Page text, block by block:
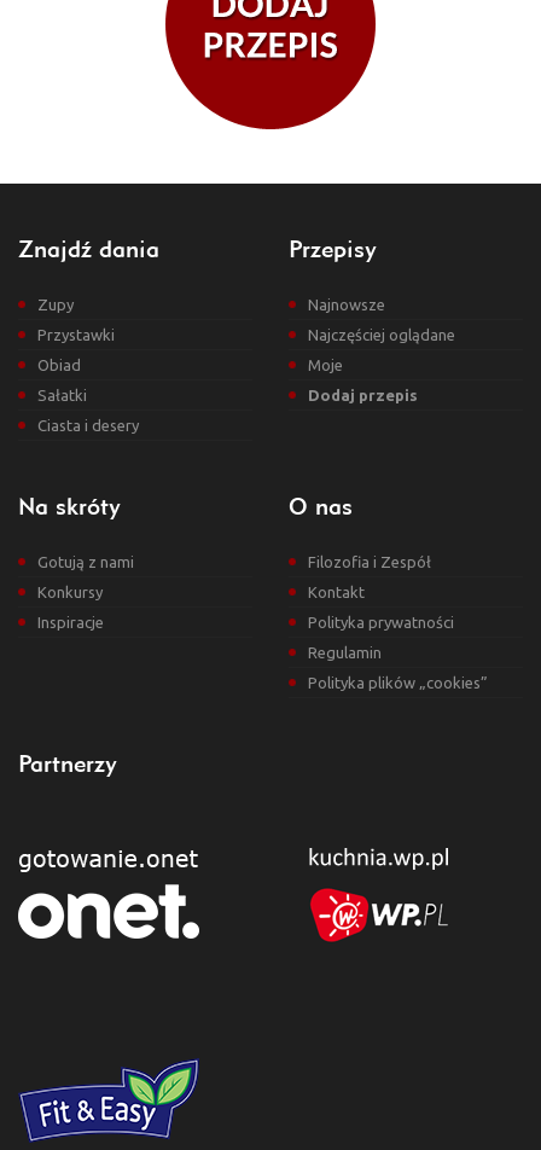
Znajdź dania
Zupy
Przystawki
Obiad
Sałatki
Ciasta i desery
Przepisy
Najnowsze
Najczęściej oglądane
Moje
Dodaj przepis
Na skróty
Gotują z nami
Konkursy
Inspiracje
O nas
Filozofia i Zespół
Kontakt
Polityka prywatności
Regulamin
Polityka plików „cookies”
Partnerzy